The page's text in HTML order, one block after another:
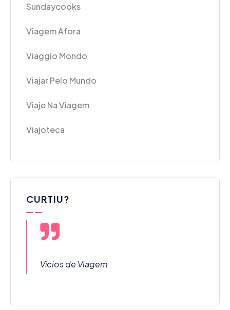
Sundaycooks
Viagem Afora
Viaggio Mondo
Viajar Pelo Mundo
Viaje Na Viagem
Viajoteca
CURTIU?
Vícios de Viagem